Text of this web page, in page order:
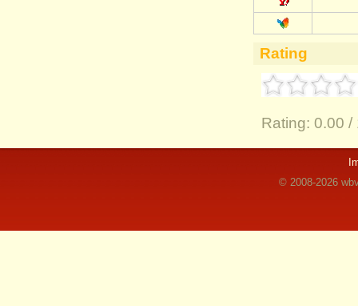
Rating
Rating: 0.00 /
© 2008-2026